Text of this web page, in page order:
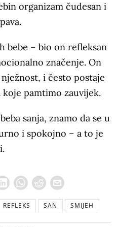
organizam čudesan i
bebe – bio on refleksan
značenje. On
i često postaje
pamtimo zauvijek.
sanja, znamo da se u
i spokojno – a to je
REFLEKS SAN SMIJEH